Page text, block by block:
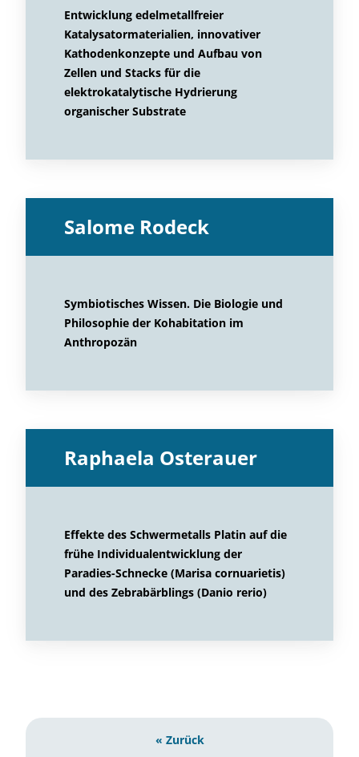
Entwicklung edelmetallfreier
Katalysatormaterialien, innovativer
Kathodenkonzepte und Aufbau von
Zellen und Stacks für die
elektrokatalytische Hydrierung
organischer Substrate
Salome Rodeck
Symbiotisches Wissen. Die Biologie und
Philosophie der Kohabitation im
Anthropozän
Raphaela Osterauer
Effekte des Schwermetalls Platin auf die
frühe Individualentwicklung der
Paradies-Schnecke (Marisa cornuarietis)
und des Zebrabärblings (Danio rerio)
« Zurück